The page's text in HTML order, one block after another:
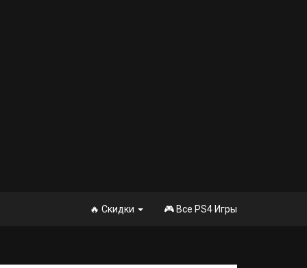
🔥 Скидки 🎮 Все PS4 Игры